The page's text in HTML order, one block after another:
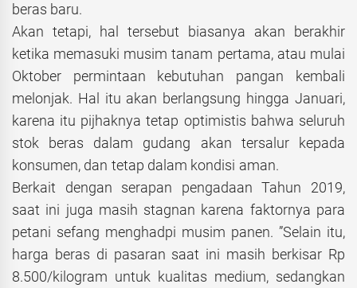
beras baru.
Akan tetapi, hal tersebut biasanya akan berakhir
ketika memasuki musim tanam pertama, atau mulai
Oktober permintaan kebutuhan pangan kembali
melonjak. Hal itu akan berlangsung hingga Januari,
karena itu pijhaknya tetap optimistis bahwa seluruh
stok beras dalam gudang akan tersalur kepada
konsumen, dan tetap dalam kondisi aman.
Berkait dengan serapan pengadaan Tahun 2019,
saat ini juga masih stagnan karena faktornya para
petani sefang menghadpi musim panen. ”Selain itu,
harga beras di pasaran saat ini masih berkisar Rp
8.500/kilogram untuk kualitas medium, sedangkan